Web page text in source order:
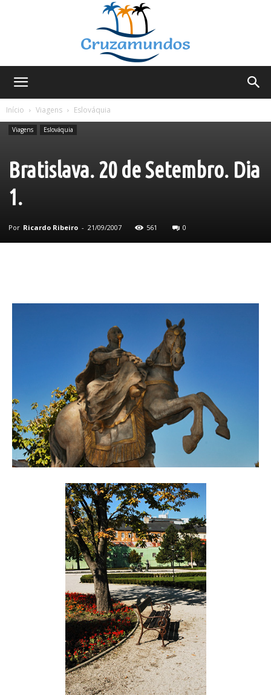
Início
Viagens Eslováquia
Viagens Eslováquia
Bratislava. 20 de Setembro. Dia
1.
Por Ricardo Ribeiro - 21/09/2007 561 0